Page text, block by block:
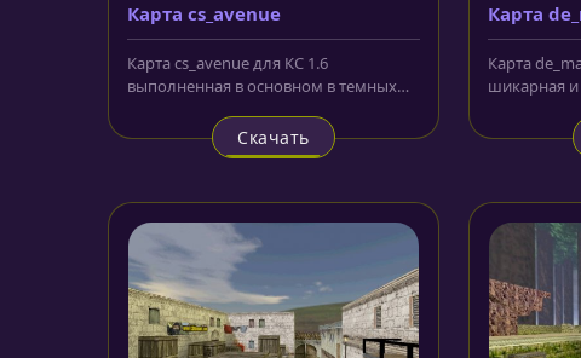
Карта cs_avenue
Карта cs_avenue для КС 1.6
выполненная в основном в темных
Скачать
Карта
Карта
шикарная и
похвал....